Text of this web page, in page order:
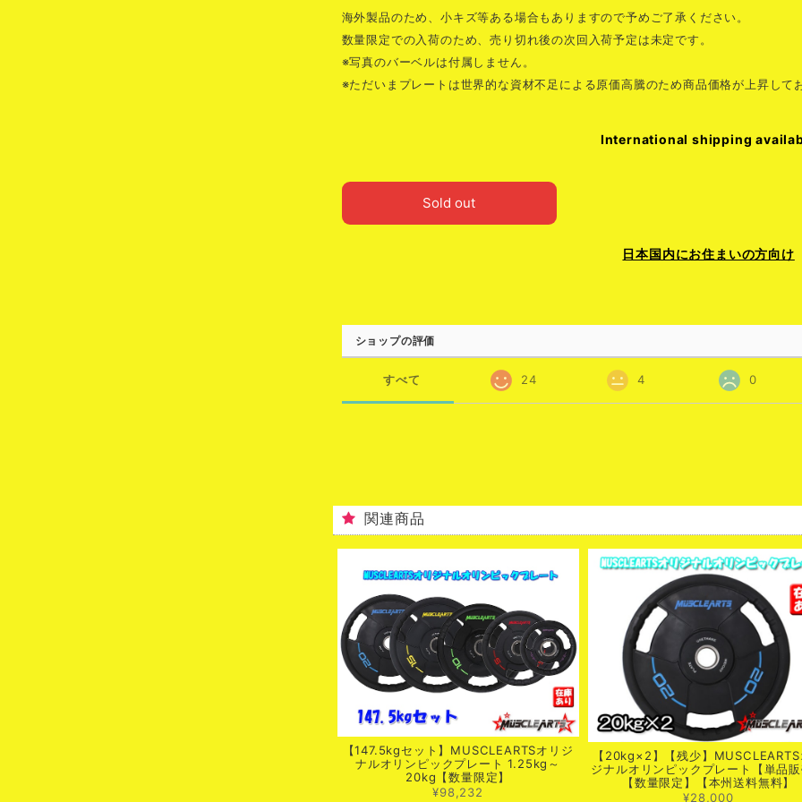
海外製品のため、小キズ等ある場合もありますので予めご了承ください。
数量限定での入荷のため、売り切れ後の次回入荷予定は未定です。
※写真のバーベルは付属しません。
※ただいまプレートは世界的な資材不足による原価高騰のため商品価格が上昇して
International shipping
Sold out
日本国内にお住まいの方向け
ショップの評価
すべて 24 4 0
関連商品
【147.5kgセット】MUSCLEARTSオリジ
ナルオリンピックプレート 1.25kg～
20kg【数量限定】
¥98,232
【20kg×2】【残少】MUSCLEARTS
ジナルオリンピックプレート【単品販
【数量限定】【本州送料無料】
¥28,000